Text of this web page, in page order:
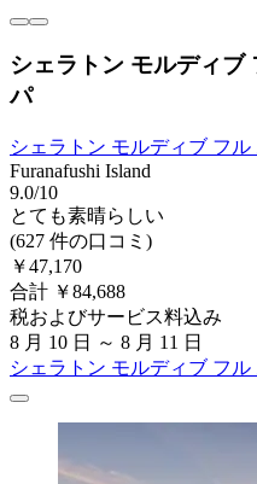
シェラトン モルディブ
パ
シェラトン モルディブ フ
Furanafushi Island
9.0/10
とても素晴らしい
(627 件の口コミ)
￥47,170
合計 ￥84,688
税およびサービス料込み
8 月 10 日 ～ 8 月 11 日
シェラトン モルディブ フ